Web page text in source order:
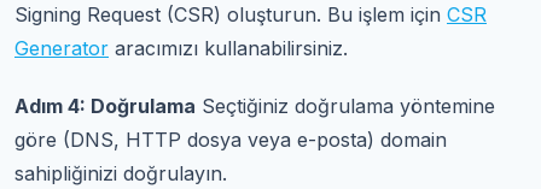
Signing Request (CSR) oluşturun. Bu işlem için CSR
Generator aracımızı kullanabilirsiniz.
Adım 4: Doğrulama Seçtiğiniz doğrulama yöntemine
göre (DNS, HTTP dosya veya e-posta) domain
sahipliğinizi doğrulayın.